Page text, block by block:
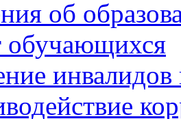
об
обучающихся